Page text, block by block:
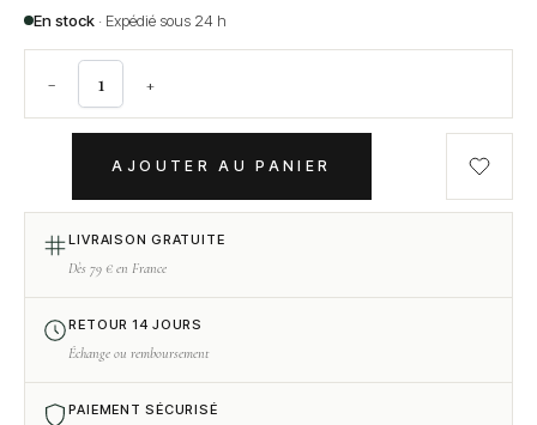
En stock · Expédié sous 24 h
− +
AJOUTER AU PANIER
LIVRAISON GRATUITE
Dès 79 € en France
RETOUR 14 JOURS
Échange ou remboursement
PAIEMENT SÉCURISÉ